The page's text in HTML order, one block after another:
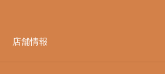
店舗情報